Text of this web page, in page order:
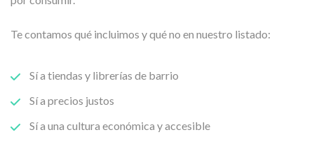
Te contamos qué incluimos y qué no en nuestro listado:
Sí a tiendas y librerías de barrio
Sí a precios justos
Sí a una cultura económica y accesible